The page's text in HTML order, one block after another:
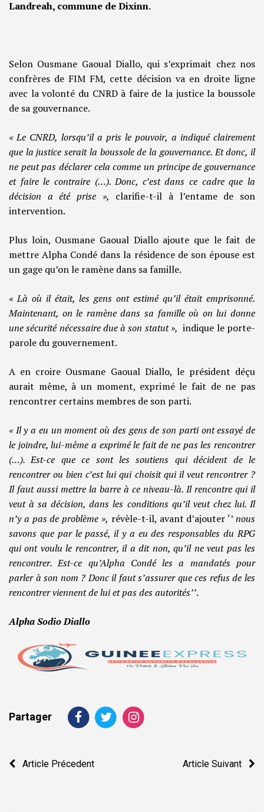
Landreah, commune de Dixinn.
Selon Ousmane Gaoual Diallo, qui s’exprimait chez nos
confrères de FIM FM, cette décision va en droite ligne
avec la volonté du CNRD à faire de la justice la boussole
de sa gouvernance.
« Le CNRD, lorsqu’il a pris le pouvoir, a indiqué clairement
que la justice serait la boussole de la gouvernance. Et donc, il
ne peut pas déclarer cela comme un principe de gouvernance
et faire le contraire (…). Donc, c’est dans ce cadre que la
décision a été prise », clarifie-t-il à l’entame de son
intervention.
Plus loin, Ousmane Gaoual Diallo ajoute que le fait de
mettre Alpha Condé dans la résidence de son épouse est
un gage qu’on le ramène dans sa famille.
« Là où il était, les gens ont estimé qu’il était emprisonné.
Maintenant, on le ramène dans sa famille où on lui donne
une sécurité nécessaire due à son statut », indique le porte-
parole du gouvernement.
A en croire Ousmane Gaoual Diallo, le président déçu
aurait même, à un moment, exprimé le fait de ne pas
rencontrer certains membres de son parti.
« Il y a eu un moment où des gens de son parti ont essayé de
le joindre, lui-même a exprimé le fait de ne pas les rencontrer
(…). Est-ce que ce sont les soutiens qui décident de le
rencontrer ou bien c’est lui qui choisit qui il veut rencontrer ?
Il faut aussi mettre la barre à ce niveau-là. Il rencontre qui il
veut à sa décision, dans les conditions qu’il veut chez lui. Il
n’y a pas de problème », révèle-t-il, avant d’ajouter ‘’ nous
savons que par le passé, il y a eu des responsables du RPG
qui ont voulu le rencontrer, il a dit non, qu’il ne veut pas les
rencontrer. Est-ce qu’Alpha Condé les a mandatés pour
parler à son nom ? Donc il faut s’assurer que ces refus de les
rencontrer viennent de lui et pas des autorités’’.
Alpha Sodio Diallo
Partager
Navigation
Article Précedent Article Suivant